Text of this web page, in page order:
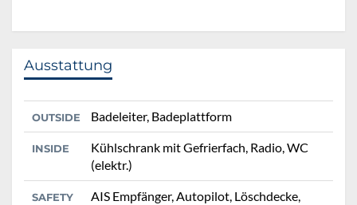
Ausstattung
OUTSIDE Badeleiter, Badeplattform
INSIDE
Kühlschrank mit Gefrierfach, Radio, WC
(elektr.)
SAFETY
AIS Empfänger, Autopilot, Löschdecke,